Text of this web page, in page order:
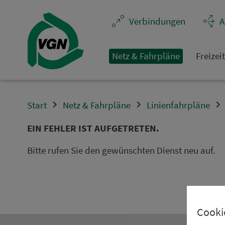
Ver­bin­dungen
Netz & Fahrpläne
Start Netz & Fahrpläne Linienfahrpläne
EIN FEHLER IST AUFGETRETEN.
Bitte rufen Sie den gewünschten Dienst neu auf.